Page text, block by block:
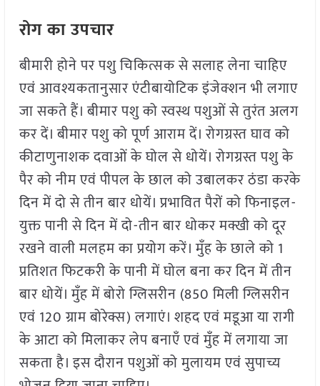
रोग का उपचार
बीमारी होने पर पशु चिकित्सक से सलाह लेना चाहिए
एवं आवश्यकतानुसार एंटीबायोटिक इंजेक्शन भी लगाए
जा सकते हैं। बीमार पशु को स्वस्थ पशुओं से तुरंत अलग
कर दें। बीमार पशु को पूर्ण आराम दें। रोगग्रस्त घाव को
कीटाणुनाशक दवाओं के घोल से धोयें। रोगग्रस्त पशु के
पैर को नीम एवं पीपल के छाल को उबालकर ठंडा करके
दिन में दो से तीन बार धोयें। प्रभावित पैरों को फिनाइल-
युक्त पानी से दिन में दो-तीन बार धोकर मक्खी को दूर
रखने वाली मलहम का प्रयोग करें। मुँह के छाले को 1
प्रतिशत फिटकरी के पानी में घोल बना कर दिन में तीन
बार धोयें। मुँह में बोरो ग्लिसरीन (850 मिली ग्लिसरीन
एवं 120 ग्राम बोरेक्स) लगाएं। शहद एवं मडूआ या रागी
के आटा को मिलाकर लेप बनाएँ एवं मुँह में लगाया जा
सकता है। इस दौरान पशुओं को मुलायम एवं सुपाच्य